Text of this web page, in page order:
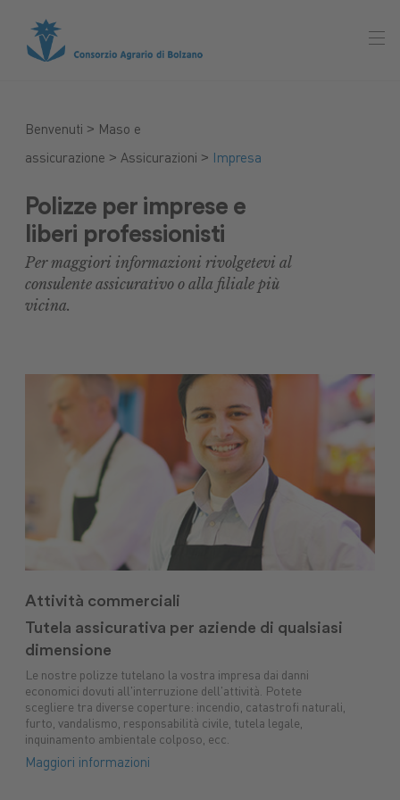
Mangimi
Protezione
piante
Concimi Impianti Sementi
Macchine
nuove
Mercato
macchine
agricole
Ricambi Carburanti
tuttoGIARDINO
Assicurazioni
Prodotti
alimentariCombustibili
Benvenuti > Maso e
assicurazione > Assicurazioni > Impresa
Polizze per imprese e
liberi professionisti
Per maggiori informazioni rivolgetevi al
consulente assicurativo o alla filiale più
vicina.
Attività commerciali
Tutela assicurativa per aziende di qualsiasi
dimensione
Le nostre polizze tutelano la vostra impresa dai danni
economici dovuti all'interruzione dell'attività. Potete
scegliere tra diverse coperture: incendio, catastrofi naturali,
furto, vandalismo, responsabilità civile, tutela legale,
inquinamento ambientale colposo, ecc.
Maggiori informazioni